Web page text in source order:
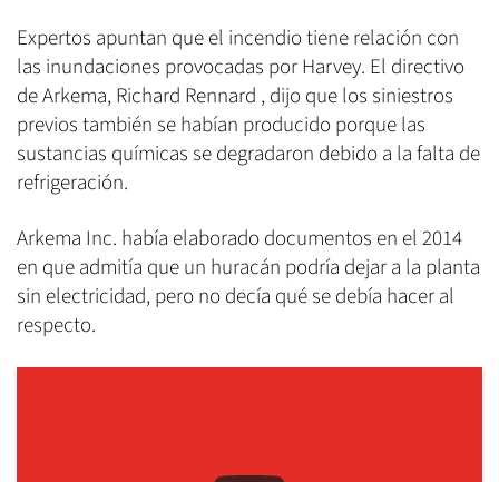
Expertos apuntan que el incendio tiene relación con
las inundaciones provocadas por Harvey. El directivo
de Arkema, Richard Rennard , dijo que los siniestros
previos también se habían producido porque las
sustancias químicas se degradaron debido a la falta de
refrigeración.
Arkema Inc. había elaborado documentos en el 2014
en que admitía que un huracán podría dejar a la planta
sin electricidad, pero no decía qué se debía hacer al
respecto.